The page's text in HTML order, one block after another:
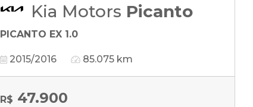
Kia Motors Picanto
PICANTO EX 1.0
2015/2016 85.075 km
R$ 47.900